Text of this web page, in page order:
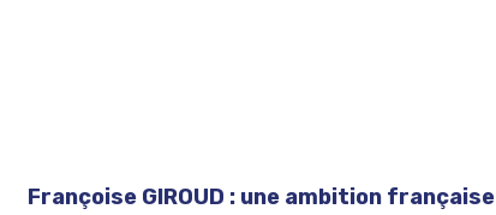
Françoise GIROUD : une ambition française